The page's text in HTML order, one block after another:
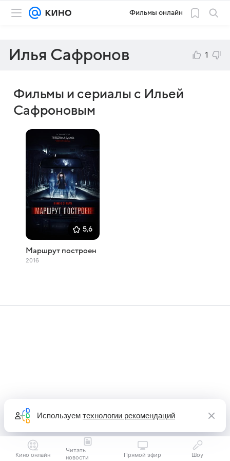
Фильмы онлайн
Илья Сафронов 1
Фильмы и сериалы с Ильей
Сафроновым
5,6
Маршрут построен
2016
Кино онлайн
Читать
новости
Прямой эфир Шоу
Используем технологии рекомендаций